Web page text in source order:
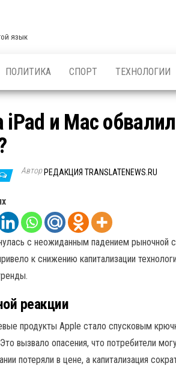
язык
ПОЛИТИКА СПОРТ ТЕХНОЛОГИИ
iPad и Mac
Автор РЕДАКЦИЯ TRANSLATENEWS.RU
с неожиданным падением рыночной
к снижению капитализации
реакции
продукты Apple стало спусковым
вызвало опасения, что потребители
потеряли в цене, а капитализация